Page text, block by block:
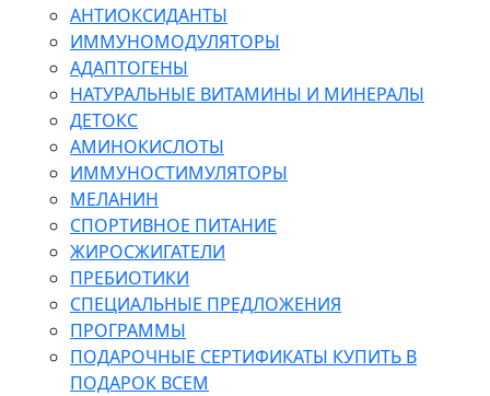
АНТИОКСИДАНТЫ
ИММУНОМОДУЛЯТОРЫ
АДАПТОГЕНЫ
НАТУРАЛЬНЫЕ ВИТАМИНЫ И МИНЕРАЛЫ
ДЕТОКС
АМИНОКИСЛОТЫ
ИММУНОСТИМУЛЯТОРЫ
МЕЛАНИН
СПОРТИВНОЕ ПИТАНИЕ
ЖИРОСЖИГАТЕЛИ
ПРЕБИОТИКИ
СПЕЦИАЛЬНЫЕ ПРЕДЛОЖЕНИЯ
ПРОГРАММЫ
ПОДАРОЧНЫЕ СЕРТИФИКАТЫ КУПИТЬ В
ПОДАРОК ВСЕМ